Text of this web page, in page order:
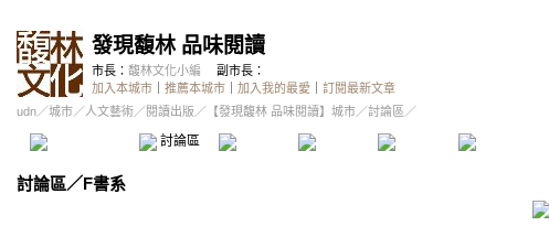
發現馥林 品味閱讀
市長： 馥林文化小編
副市長：
加入本城市
推薦本城市 加入我的最愛
訂閱最新文章
udn／城市／人文藝術／閱讀出版 ／ 【發現馥林 品味閱讀】城市／討論區／
討論區 精華區 投票區 影像館
討論區／F書系